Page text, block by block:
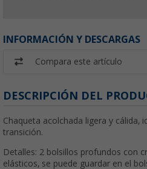
INFORMACIÓN Y DESCARGAS
Compara este artículo
DESCRIPCIÓN DEL
Chaqueta acolchada ligera y cálida,
transición.
Detalles: 2 bolsillos profundos con
elásticos, se puede guardar en el